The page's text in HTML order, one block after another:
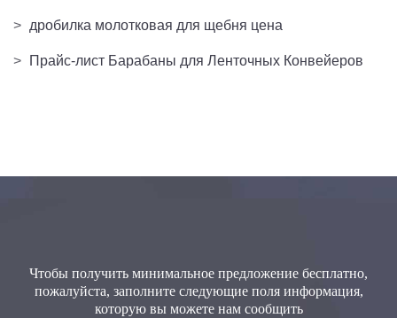
> дробилка молотковая для щебня цена
> Прайс-лист Барабаны для Ленточных Конвейеров
Чтобы получить минимальное предложение бесплатно,
пожалуйста, заполните следующие поля информация,
которую вы можете нам сообщить